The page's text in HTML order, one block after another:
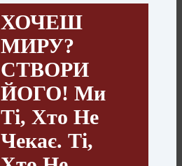
ХОЧЕШ
МИРУ?
СТВОРИ
ЙОГО! Ми
Ті, Хто Не
Чекає. Ті,